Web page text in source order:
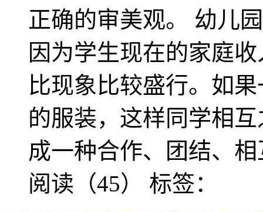
正确的审美观。 幼儿
因为学生现在的家庭
比现象比较盛行。如
的服装，这样同学相
成一种合作、团结、
阅读（45） 标签：